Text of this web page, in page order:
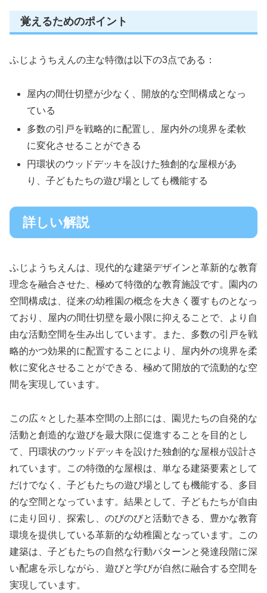
覚えるためのポイント
ふじようちえんの主な特徴は以下の3点である：
屋内の間仕切壁が少なく、開放的な空間構成となっ
ている
多数の引戸を戦略的に配置し、屋内外の境界を柔軟
に変化させることができる
円環状のウッドデッキを設けた独創的な屋根があ
り、子どもたちの遊び場としても機能する
詳しい解説
ふじようちえんは、現代的な建築デザインと革新的な教育
理念を融合させた、極めて特徴的な教育施設です。園内の
空間構成は、従来の幼稚園の概念を大きく覆すものとなっ
ており、屋内の間仕切壁を最小限に抑えることで、より自
由な活動空間を生み出しています。また、多数の引戸を戦
略的かつ効果的に配置することにより、屋内外の境界を柔
軟に変化させることができる、極めて開放的で流動的な空
間を実現しています。
この広々とした基本空間の上部には、園児たちの自発的な
活動と創造的な遊びを最大限に促進することを目的とし
て、円環状のウッドデッキを設けた独創的な屋根が設計さ
れています。この特徴的な屋根は、単なる建築要素として
だけでなく、子どもたちの遊び場としても機能する、多目
的な空間となっています。結果として、子どもたちが自由
に走り回り、探索し、のびのびと活動できる、豊かな教育
環境を提供している革新的な幼稚園となっています。この
建築は、子どもたちの自然な行動パターンと発達段階に深
い配慮を示しながら、遊びと学びが自然に融合する空間を
実現しています。